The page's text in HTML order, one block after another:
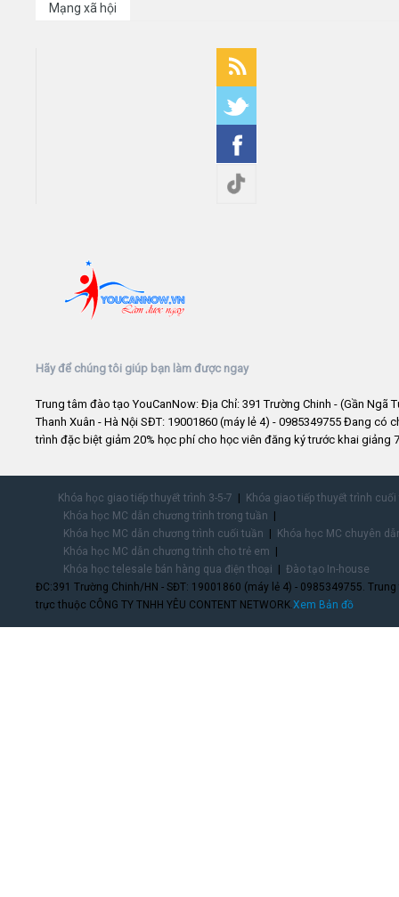
Mạng xã hội
Hãy để chúng tôi giúp bạn làm được ngay
Trung tâm đào tạo YouCanNow: Địa Chỉ: 391 Trường Chinh - (Gần Ngã
Thanh Xuân - Hà Nội SĐT: 19001860 (máy lẻ 4) - 0985349755 Đang có
trình đặc biệt giảm 20% học phí cho học viên đăng ký trước khai giảng
Khóa học giao tiếp thuyết trình 3-5-7
Khóa giao tiếp thuyết trình
Khóa học MC dẫn chương trình trong tuần
Khóa học MC dẫn chương trình cuối tuần
Khóa học MC chuyên
Khóa học MC dẫn chương trình cho trẻ em
Khóa học telesale bán hàng qua điện thoại
Đào tạo In-house
ĐC:391 Trường Chinh/HN - SĐT: 19001860 (máy lẻ 4) - 0985349755.
trực thuộc CÔNG TY TNHH YÊU CONTENT NETWORK.Xem Bản đồ